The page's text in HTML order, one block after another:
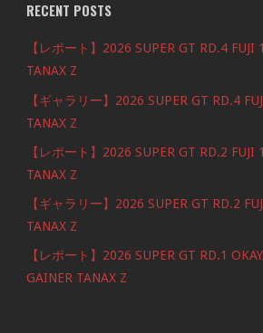
RECENT POSTS
【レポート】2026 SUPER GT RD.4 FUJI
TANAX Z
【ギャラリー】2026 SUPER GT RD.4
TANAX Z
【レポート】2026 SUPER GT RD.2 FUJI
TANAX Z
【ギャラリー】2026 SUPER GT RD.2
TANAX Z
【レポート】2026 SUPER GT RD.1
GAINER TANAX Z